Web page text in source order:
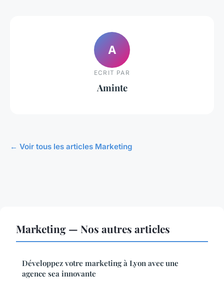
A
ECRIT PAR
Aminte
← Voir tous les articles Marketing
Marketing — Nos autres articles
Développez votre marketing à Lyon avec une
agence sea innovante